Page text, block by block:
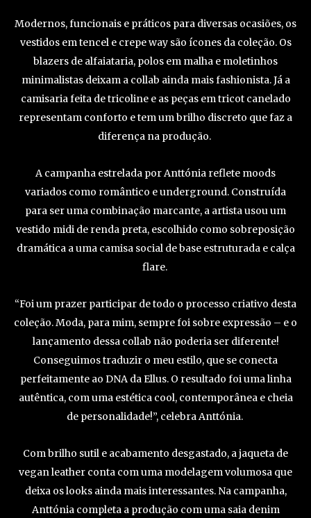
Modernos, funcionais e práticos para diversas ocasiões, os
vestidos em tencel e crepe way são ícones da coleção. Os
blazers de alfaiataria, polos em malha e moletinhos
minimalistas deixam a collab ainda mais fashionista. Já a
camisaria feita de tricoline e as peças em tricot canelado
representam conforto e tem um brilho discreto que faz a
diferença na produção.
A campanha estrelada por Anttónia reflete moods
variados como romântico e underground. Construída
para ser uma combinação marcante, a artista usou um
vestido midi de renda preta, escolhido como sobreposição
dramática a uma camisa social de base estruturada e calça
flare.
“Foi um prazer participar de todo o processo criativo desta
coleção. Moda, para mim, sempre foi sobre expressão – e o
lançamento dessa collab não poderia ser diferente!
Conseguimos traduzir o meu estilo, que se conecta
perfeitamente ao DNA da Ellus. O resultado foi uma linha
autêntica, com uma estética cool, contemporânea e cheia
de personalidade!”, celebra Anttónia.
Com brilho sutil e acabamento desgastado, a jaqueta de
vegan leather conta com uma modelagem volumosa que
deixa os looks ainda mais interessantes. Na campanha,
Anttónia completa a produção com uma saia denim